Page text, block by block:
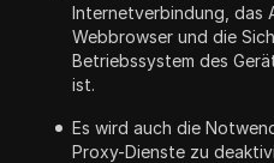
Internetverbindung, das
Webbrowser und die
Betriebssystem des
ist.
Es wird auch die
Proxy-Dienste zu